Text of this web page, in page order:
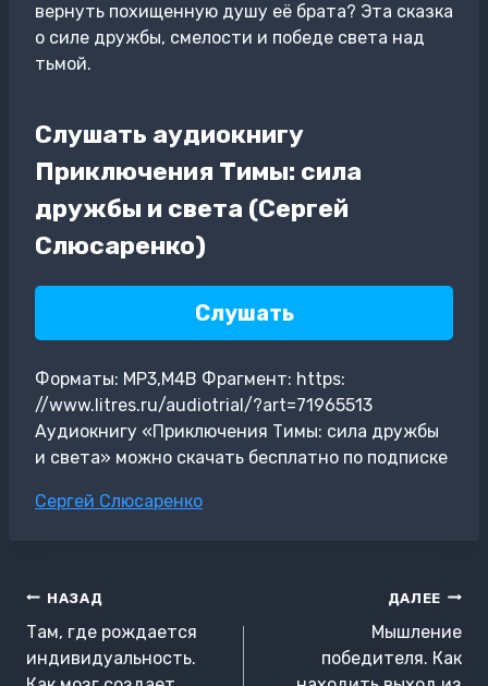
вернуть похищенную душу её брата? Эта сказка
о силе дружбы, смелости и победе света над
тьмой.
Слушать аудиокнигу
Приключения Тимы: сила
дружбы и света (Сергей
Слюсаренко)
Слушать
Форматы: MP3,M4B Фрагмент: https:
//www.litres.ru/audiotrial/?art=71965513
Аудиокнигу «Приключения Тимы: сила дружбы
и света» можно скачать бесплатно по подписке
Метки
Сергей Слюсаренко
Навигация
по
записям
НАЗАД
Там, где рождается
индивидуальность.
ДАЛЕЕ
Мышление
победителя. Как